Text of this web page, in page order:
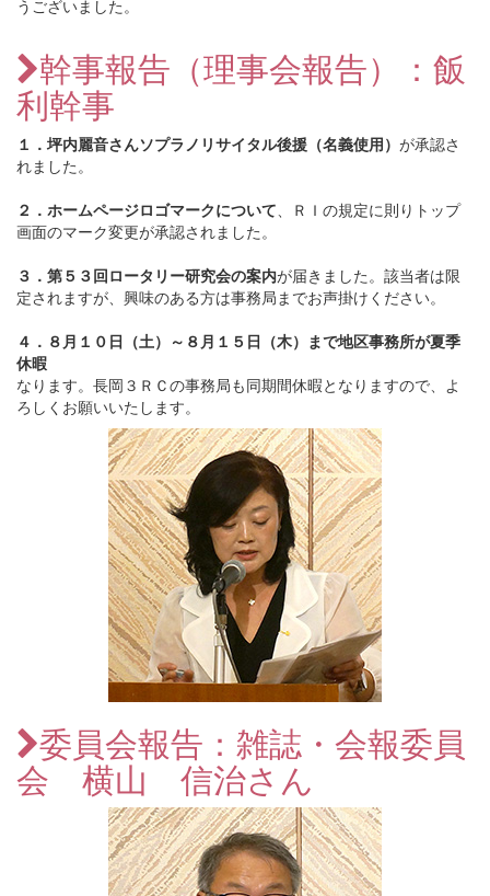
うございました。
幹事報告（理事会報告）：飯
利幹事
１．坪内麗音さんソプラノリサイタル後援（名義使用） が承認さ
れました。
２．ホームページロゴマークについて、ＲＩの規定に則りトップ
画面のマーク変更が承認されました。
３．第５３回ロータリー研究会の案内が届きました。該当者は限
定されますが、興味のある方は事務局までお声掛けください。
４．８月１０日（土）～８月１５日（木）まで地区事務所が夏季
休暇
なります。長岡３ＲＣの事務局も同期間休暇となりますので、よ
ろしくお願いいたします。
委員会報告：雑誌・会報委員
会 横山 信治さん